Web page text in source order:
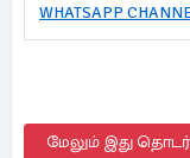
WHATSAPP
மேலும் இது